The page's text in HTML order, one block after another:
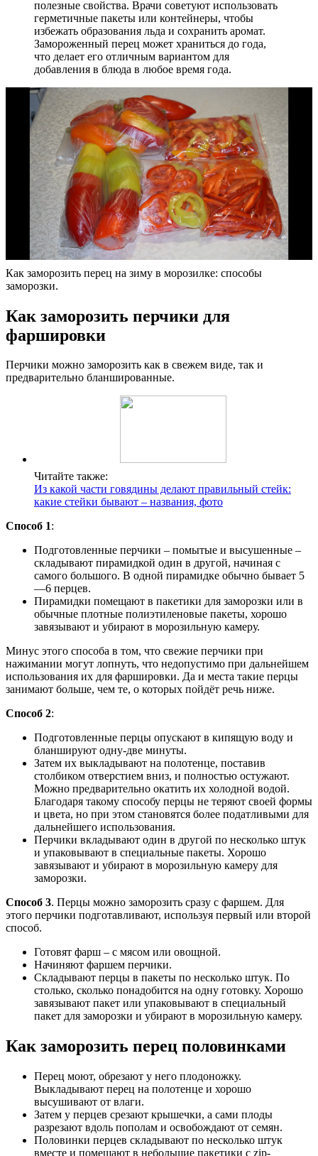
полезные свойства. Врачи советуют использовать
герметичные пакеты или контейнеры, чтобы
избежать образования льда и сохранить аромат.
Замороженный перец может храниться до года,
что делает его отличным вариантом для
добавления в блюда в любое время года.
Как заморозить перец на зиму в морозилке: способы
заморозки.
Как заморозить перчики для
фаршировки
Перчики можно заморозить как в свежем виде, так и
предварительно бланшированные.
Читайте также:
Из какой части говядины делают правильный стейк:
какие стейки бывают – названия, фото
Способ 1:
Подготовленные перчики – помытые и высушенные –
складывают пирамидкой один в другой, начиная с
самого большого. В одной пирамидке обычно бывает 5
—6 перцев.
Пирамидки помещают в пакетики для заморозки или в
обычные плотные полиэтиленовые пакеты, хорошо
завязывают и убирают в морозильную камеру.
Минус этого способа в том, что свежие перчики при
нажимании могут лопнуть, что недопустимо при дальнейшем
использования их для фаршировки. Да и места такие перцы
занимают больше, чем те, о которых пойдёт речь ниже.
Способ 2:
Подготовленные перцы опускают в кипящую воду и
бланшируют одну-две минуты.
Затем их выкладывают на полотенце, поставив
столбиком отверстием вниз, и полностью остужают.
Можно предварительно окатить их холодной водой.
Благодаря такому способу перцы не теряют своей формы
и цвета, но при этом становятся более податливыми для
дальнейшего использования.
Перчики вкладывают один в другой по несколько штук
и упаковывают в специальные пакеты. Хорошо
завязывают и убирают в морозильную камеру для
заморозки.
Способ 3. Перцы можно заморозить сразу с фаршем. Для
этого перчики подготавливают, используя первый или второй
способ.
Готовят фарш – с мясом или овощной.
Начиняют фаршем перчики.
Складывают перцы в пакеты по несколько штук. По
столько, сколько понадобится на одну готовку. Хорошо
завязывают пакет или упаковывают в специальный
пакет для заморозки и убирают в морозильную камеру.
Как заморозить перец половинками
Перец моют, обрезают у него плодоножку.
Выкладывают перец на полотенце и хорошо
высушивают от влаги.
Затем у перцев срезают крышечки, а сами плоды
разрезают вдоль пополам и освобождают от семян.
Половинки перцев складывают по несколько штук
вместе и помещают в небольшие пакетики с zip-